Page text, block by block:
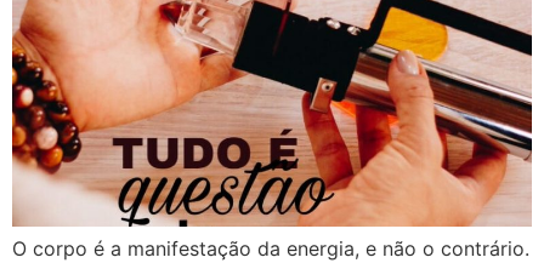
O corpo é a manifestação da energia, e não o contrário.